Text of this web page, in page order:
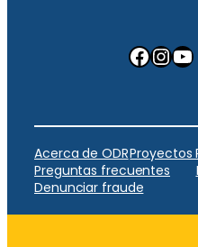
Facebook InstagramYouTube
Acerca de ODRProyectos
Preguntas frecuentes
Denunciar fraude